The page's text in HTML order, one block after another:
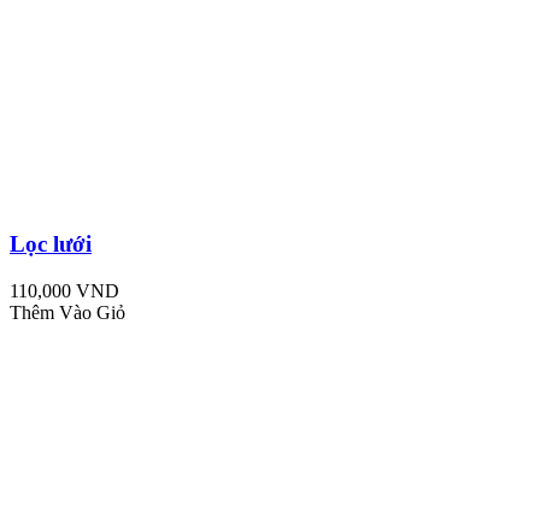
Lọc lưới
110,000 VND
Thêm Vào Giỏ